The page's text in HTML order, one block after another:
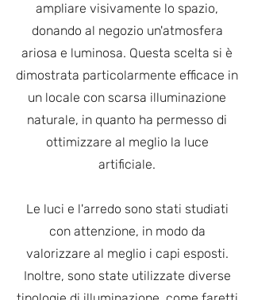
ampliare visivamente lo spazio,
donando al negozio un'atmosfera
ariosa e luminosa. Questa scelta si è
dimostrata particolarmente efficace in
un locale con scarsa illuminazione
naturale, in quanto ha permesso di
ottimizzare al meglio la luce
artificiale.
Le luci e l'arredo sono stati studiati
con attenzione, in modo da
valorizzare al meglio i capi esposti.
Inoltre, sono state utilizzate diverse